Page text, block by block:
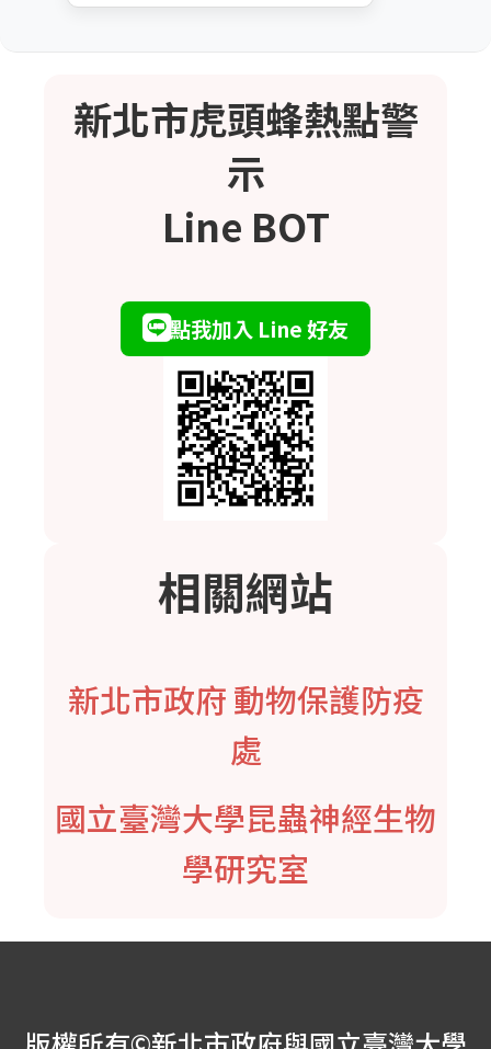
新北市虎頭蜂熱點警
示
Line BOT
點我加入 Line 好友
相關網站
新北市政府 動物保護防疫
處
國立臺灣大學昆蟲神經生物
學研究室